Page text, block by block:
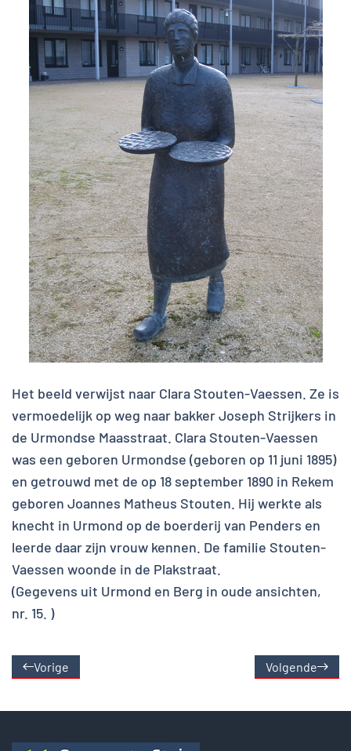
Het beeld verwijst naar Clara Stouten-Vaessen. Ze is
vermoedelijk op weg naar bakker Joseph Strijkers in
de Urmondse Maasstraat. Clara Stouten-Vaessen
was een geboren Urmondse (geboren op 11 juni 1895)
en getrouwd met de op 18 september 1890 in Rekem
geboren Joannes Matheus Stouten. Hij werkte als
knecht in Urmond op de boerderij van Penders en
leerde daar zijn vrouw kennen. De familie Stouten-
Vaessen woonde in de Plakstraat.
(Gegevens uit Urmond en Berg in oude ansichten,
nr. 15. )
Vorige Volgende